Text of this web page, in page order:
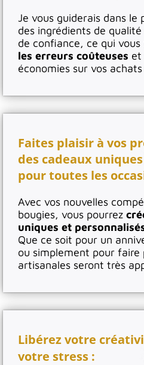
Je vous guiderais dans le
des ingrédients de
de confiance, ce qui
les erreurs coûteuses et
économies sur vos
Faites plaisir à vos
des cadeaux
pour toutes les
Avec vos nouvelles
bougies, vous pourrez
uniques et
Que ce soit pour un
ou simplement pour faire
artisanales seront très
Libérez votre
votre stress :